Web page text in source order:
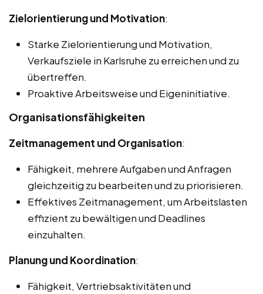
Zielorientierung und Motivation:
Starke Zielorientierung und Motivation,
Verkaufsziele in Karlsruhe zu erreichen und zu
übertreffen.
Proaktive Arbeitsweise und Eigeninitiative.
Organisationsfähigkeiten
Zeitmanagement und Organisation:
Fähigkeit, mehrere Aufgaben und Anfragen
gleichzeitig zu bearbeiten und zu priorisieren.
Effektives Zeitmanagement, um Arbeitslasten
effizient zu bewältigen und Deadlines
einzuhalten.
Planung und Koordination:
Fähigkeit, Vertriebsaktivitäten und